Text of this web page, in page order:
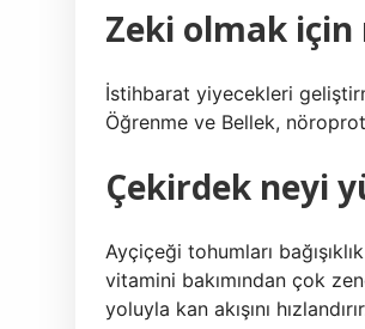
Zeki olmak
İstihbarat yiyecekleri
Öğrenme ve Bellek,
Çekirdek neyi
Ayçiçeği tohumları
vitamini bakımından çok
yoluyla kan akışını